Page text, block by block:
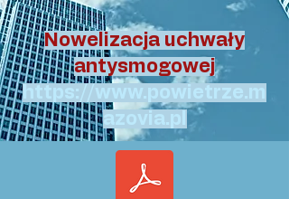
Nowelizacja uchwały
antysmogowej
azovia.pl